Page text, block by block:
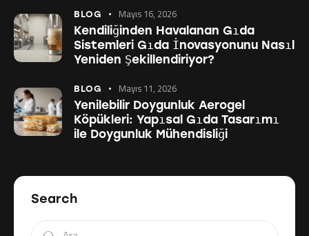
BLOG Mayıs 16, 2026
Kendiliğinden Havalanan Gıda
Sistemleri Gıda İnovasyonunu Nasıl
Yeniden Şekillendiriyor?
BLOG Mayıs 11, 2026
Yenilebilir Doygunluk Aerogel
Köpükleri: Yapısal Gıda Tasarımı
ile Doygunluk Mühendisliği
Search